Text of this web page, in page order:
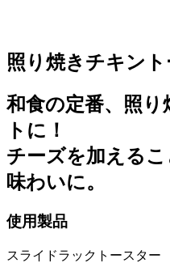
照り焼きチキント
和食の定番、照
トに！
チーズを加える
味わいに。
使用製品
スライドラックトースター